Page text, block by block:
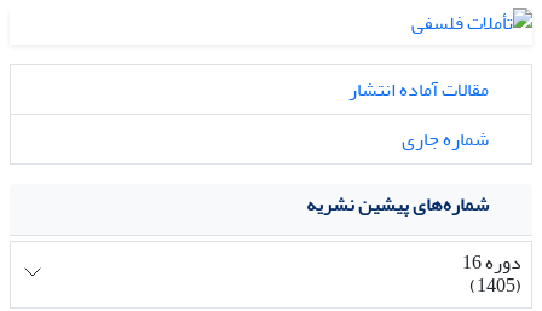
مقالات آماده انتشار
شماره جاری
شماره‌های پیشین نشریه
دوره 16
(1405)